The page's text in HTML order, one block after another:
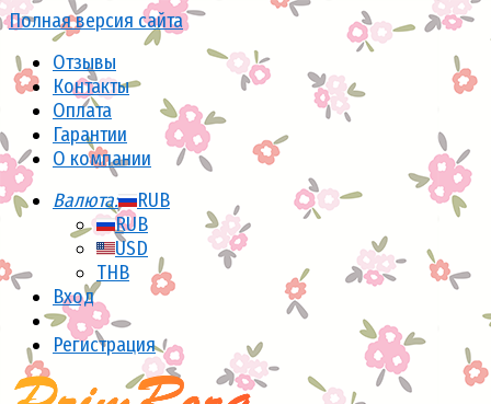
Полная версия сайта
Отзывы
Контакты
Оплата
Гарантии
О компании
Валюта:
RUB
RUB
USD
THB
Вход
Регистрация